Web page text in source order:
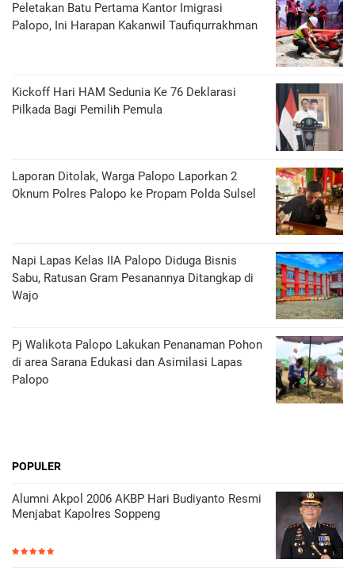
Peletakan Batu Pertama Kantor Imigrasi
Palopo, Ini Harapan Kakanwil Taufiqurrakhman
Kickoff Hari HAM Sedunia Ke 76 Deklarasi
Pilkada Bagi Pemilih Pemula
Laporan Ditolak, Warga Palopo Laporkan 2
Oknum Polres Palopo ke Propam Polda Sulsel
Napi Lapas Kelas IIA Palopo Diduga Bisnis
Sabu, Ratusan Gram Pesanannya Ditangkap di
Wajo
Pj Walikota Palopo Lakukan Penanaman Pohon
di area Sarana Edukasi dan Asimilasi Lapas
Palopo
POPULER
Alumni Akpol 2006 AKBP Hari Budiyanto Resmi
Menjabat Kapolres Soppeng